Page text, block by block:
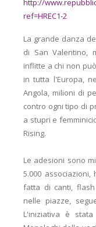
http://
ref=HREC1-2
La grande danza
di San Valentino,
inflitte a chi non
in tutta l'Europa,
Angola, milioni di
contro ogni tipo di
a stupri e
Rising.
Le adesioni sono
5.000
fatta di canti,
nelle piazze,
L'iniziativa è stata